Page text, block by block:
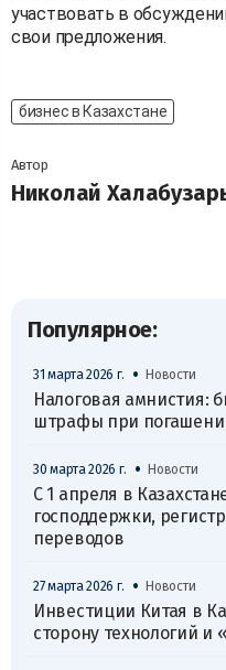
участвовать в
свои предложения.
бизнес в Казахстане
Автор
Николай
Популярное:
31 марта 2026 г. • Новости
Налоговая амнистия:
штрафы при
30 марта 2026 г. • Новости
С 1 апреля в
господдержки,
переводов
27 марта 2026 г. • Новости
Инвестиции Китая в
сторону технологий и